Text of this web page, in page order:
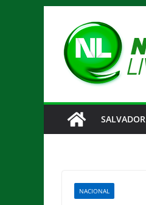
conteúdo
SALVADOR
NACIONAL